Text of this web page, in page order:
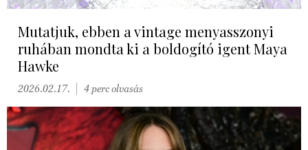
Mutatjuk, ebben a vintage menyasszonyi
ruhában mondta ki a boldogító igent Maya
Hawke
2026.02.17. 4 perc olvasás